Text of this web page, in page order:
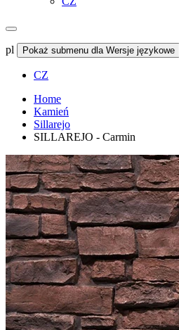
pl Pokaż submenu dla Wersje językowe
CZ
Home
Kamień
Sillarejo
SILLAREJO - Carmin